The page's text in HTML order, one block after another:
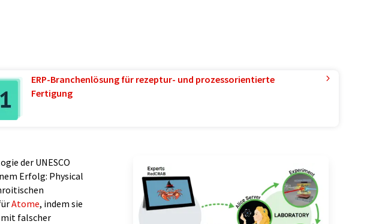
ERP-Branchenlösung für rezeptur- und prozessorientierte
Fertigung
der UNESCO
Erfolg: Physical
Atome, indem sie
mit falscher